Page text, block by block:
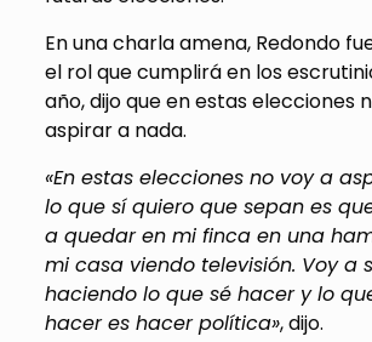
En una charla amena, Redondo
el rol que cumplirá en los
año, dijo que en estas elecciones
aspirar a nada.
«En estas elecciones no voy a
lo que sí quiero que sepan es
a quedar en mi finca en una
mi casa viendo televisión. Voy a
haciendo lo que sé hacer y lo
hacer es hacer política», dijo.